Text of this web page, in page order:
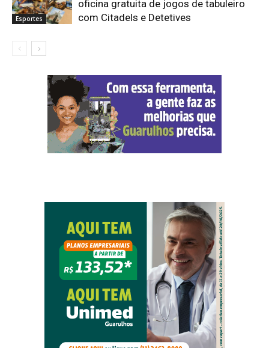
Esportes
oficina gratuita de jogos de tabuleiro
com Citadels e Detetives